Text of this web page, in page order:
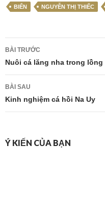
BIỂN NGUYỄN THỊ THIẾC
Điều
hướng
bài
viết
BÀI TRƯỚC
Nuôi cá lăng nha trong
BÀI SAU
Kinh nghiệm cá hồi Na Uy
Ý KIẾN CỦA BẠN